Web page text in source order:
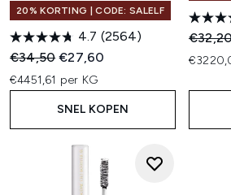
20% KORTING | CODE: SALELF
4.7 (2564)
Recommended Retail Price:
€34,50Huidige prijs:
€27,60
€4451,61 per KG
SNEL KOPEN